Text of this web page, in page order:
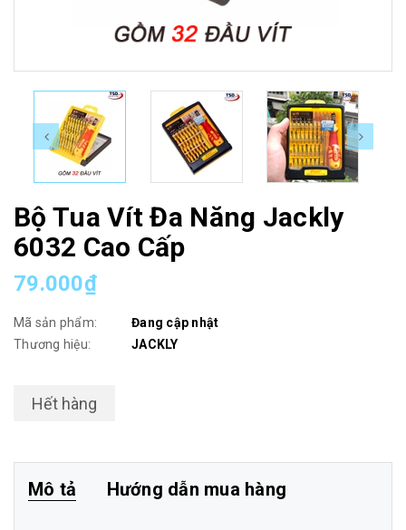
Bộ Tua Vít Đa Năng Jackly
6032 Cao Cấp
79.000₫
Mã sản phẩm:
Đang cập nhật
Thương hiệu:
JACKLY
Hết hàng
Mô tả Hướng dẫn mua hàng